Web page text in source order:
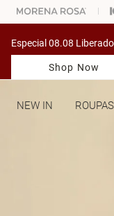
ESCOLHER SEU LOOK?
Especial 08.08
Shop Now
NEW IN ROUPAS